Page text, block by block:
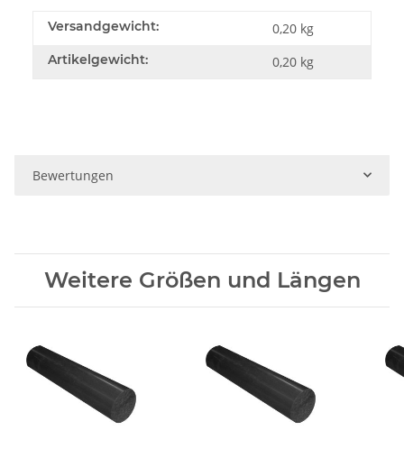
Versandgewicht: 0,20 kg
Artikelgewicht: 0,20 kg
Bewertungen
Weitere Größen und Längen